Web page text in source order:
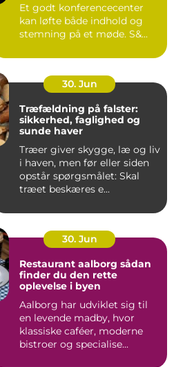
Et godt konferencecenter
kan løfte både indhold og
stemning på et møde. S&...
30. Jun
Træfældning på falster:
sikkerhed, faglighed og
sunde haver
Træer giver skygge, læ og liv
i haven, men før eller siden
opstår spørgsmålet: Skal
træet beskæres e...
30. Jun
Restaurant aalborg sådan
finder du den rette
oplevelse i byen
Aalborg har udviklet sig til
en levende madby, hvor
klassiske caféer, moderne
bistroer og specialise...